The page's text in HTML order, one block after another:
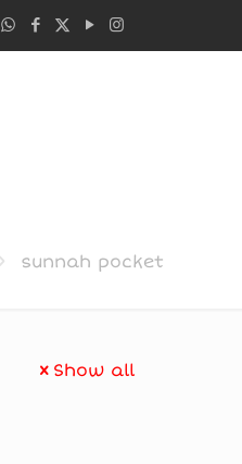
sunnah pocket
Show all